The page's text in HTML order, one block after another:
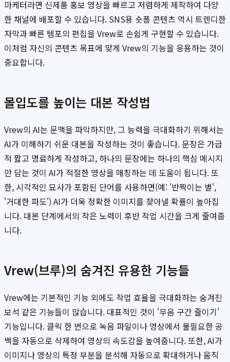
마케터라면 신제품 홍보 영상을 빠르고 저렴하게 제작하여 다양
한 채널에 배포할 수 있습니다. SNS용 숏폼 콘텐츠 역시 트렌디한
자막과 빠른 템포의 편집을 Vrew로 손쉽게 구현할 수 있습니다.
이처럼 자신의 콘텐츠 목표에 맞게 Vrew의 기능을 응용하는 것이
중요합니다.
몰입도를 높이는 대본 작성법
Vrew의 AI는 문맥을 파악하지만, 그 능력을 극대화하기 위해서는
AI가 이해하기 쉬운 대본을 작성하는 것이 좋습니다. 문장은 가급
적 짧고 명료하게 작성하고, 하나의 문장에는 하나의 핵심 메시지
만 담는 것이 AI가 적절한 영상을 매칭하는 데 도움이 됩니다. 또
한, 시각적인 묘사가 포함된 단어를 사용하면(예: '반짝이는 별',
'거대한 파도') AI가 더욱 정확한 이미지를 찾아낼 확률이 높아집
니다. 대본 단계에서의 작은 노력이 후반 작업 시간을 크게 줄여줍
니다.
Vrew(브루)의 숨겨진 유용한 기능들
Vrew에는 기본적인 기능 외에도 작업 효율을 극대화하는 숨겨진
보석 같은 기능들이 많습니다. 대표적인 것이 '무음 구간 줄이기'
기능입니다. 클릭 한 번으로 녹음 파일이나 영상에서 불필요한 공
백을 자동으로 삭제하여 영상의 속도감을 높여줍니다. 또한, AI가
이미지나 영상의 특정 부분을 분석해 자동으로 확대하거나 움직